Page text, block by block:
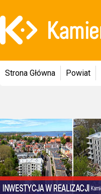
Strona Główna Powiat